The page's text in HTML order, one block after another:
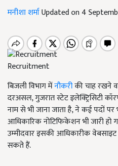
मनीशा शर्माUpdated on 4
Recruitment
बिजली विभाग मेंनौकरीकी चाह रखने
दरअसल, गुजरात स्टेट इलेक्ट्रिसिटी
नाम से भी जाना जाता है, ने कई पदों पर
आधिकारिक नोटिफिकेशन भी जारी
उम्मीदवार इसकी आधिकारीक
सकते हैं.